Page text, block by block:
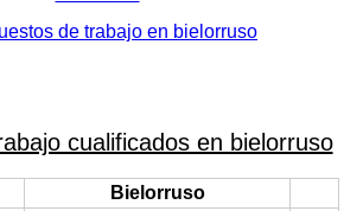
de trabajo en bielorruso
cualificados en bielorruso
Bielorruso